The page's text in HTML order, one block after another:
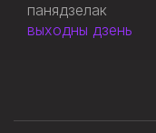
панядзелак
выходны дзень